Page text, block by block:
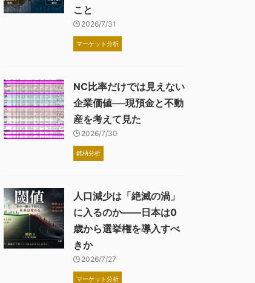
こと
2026/7/31
マーケット分析
NC比率だけでは見えない
企業価値──現預金と不動
産を考えて見た
2026/7/30
銘柄分析
人口減少は「絶滅の渦」
に入るのか――日本は0
歳から選挙権を導入すべ
きか
2026/7/27
マーケット分析